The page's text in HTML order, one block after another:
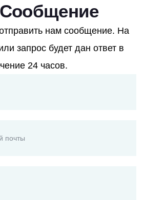
нам сообщение. На
запрос будет дан ответ в
24 часов.